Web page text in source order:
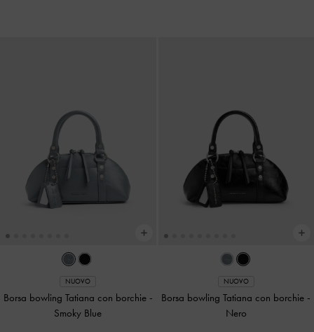
NUOVO
Borsa bowling Tatiana con borchie -
Smoky Blue
NUOVO
Borsa bowling Tatiana con borchie -
Nero